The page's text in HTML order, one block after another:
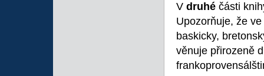
V druhé části
Upozorňuje, že
baskicky,
věnuje přirozeně